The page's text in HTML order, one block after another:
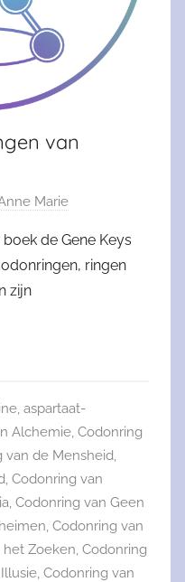
van
Marie
de Gene Keys
ringen
zijn
, aspartaat-
Alchemie, Codonring
van de Mensheid,
, Codonring van
, Codonring van Geen
, Codonring van
het Zoeken, Codonring
, Codonring van